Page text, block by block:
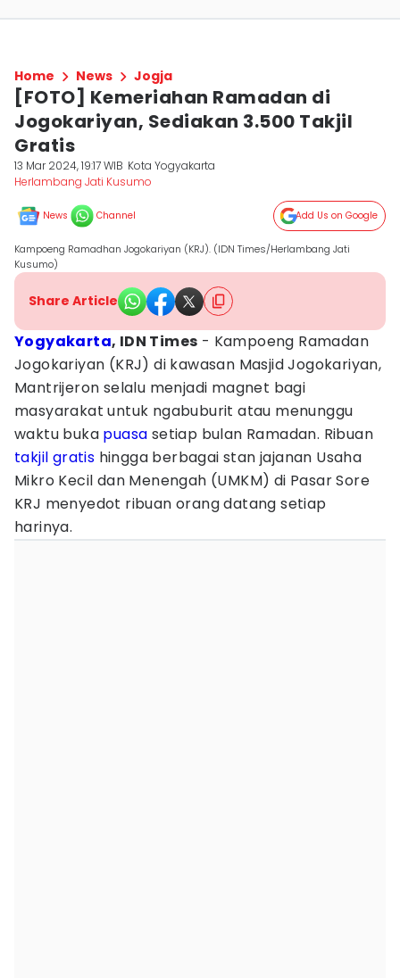
Home News Jogja
[FOTO] Kemeriahan Ramadan di
Jogokariyan, Sediakan 3.500 Takjil
Gratis
13 Mar 2024, 19:17 WIB Kota Yogyakarta
Herlambang Jati Kusumo
News Channel Add Us on Google
Kampoeng Ramadhan Jogokariyan (KRJ). (IDN Times/Herlambang Jati
Kusumo)
Share Article
Yogyakarta, IDN Times - Kampoeng Ramadan
Jogokariyan (KRJ) di kawasan Masjid Jogokariyan,
Mantrijeron selalu menjadi magnet bagi
masyarakat untuk ngabuburit atau menunggu
waktu buka puasa setiap bulan Ramadan. Ribuan
takjil gratis hingga berbagai stan jajanan Usaha
Mikro Kecil dan Menengah (UMKM) di Pasar Sore
KRJ menyedot ribuan orang datang setiap
harinya.